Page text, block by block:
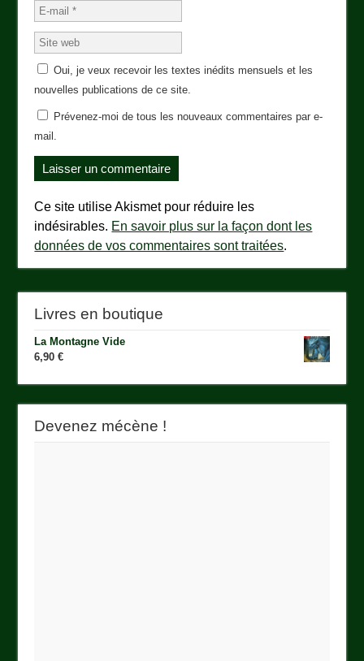
Oui, je veux recevoir les textes inédits mensuels et les
nouvelles publications de ce site.
Prévenez-moi de tous les nouveaux commentaires par e-
mail.
Ce site utilise Akismet pour réduire les
indésirables. En savoir plus sur la façon dont les
données de vos commentaires sont traitées.
Livres en boutique
La Montagne Vide
6,90€
Devenez mécène !